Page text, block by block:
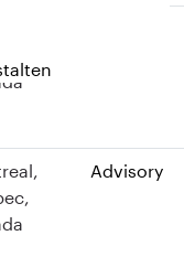
Advisory